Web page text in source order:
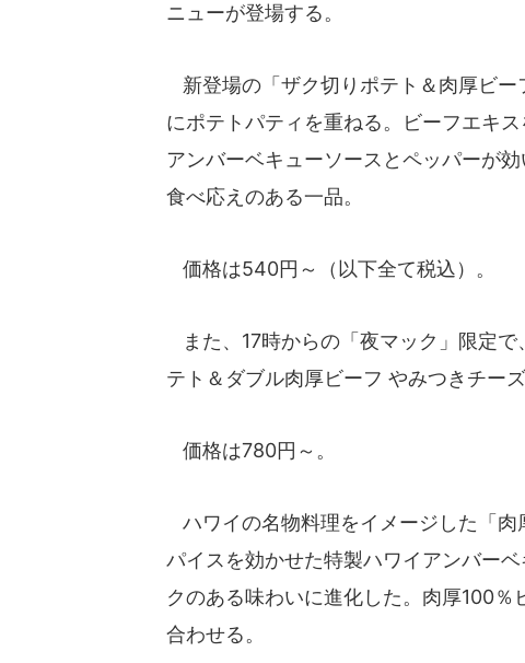
ニューが登場する。
新登場の「ザク切りポテト＆肉厚ビ
にポテトパティを重ねる。ビーフエキ
アンバーベキューソースとペッパーが
食べ応えのある一品。
価格は540円～（以下全て税込）。
また、17時からの「夜マック」限定
テト＆ダブル肉厚ビーフ やみつきチー
価格は780円～。
ハワイの名物料理をイメージした「肉
パイスを効かせた特製ハワイアンバー
クのある味わいに進化した。肉厚100
合わせる。